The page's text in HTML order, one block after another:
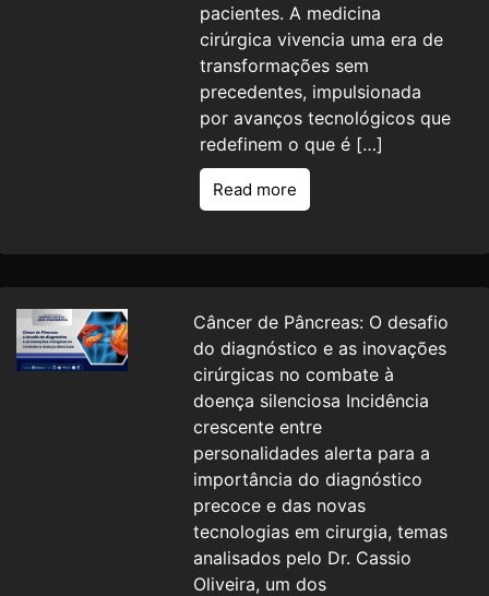
pacientes. A medicina
cirúrgica vivencia uma era de
transformações sem
precedentes, impulsionada
por avanços tecnológicos que
redefinem o que é […]
Read more
Câncer de Pâncreas: O desafio
do diagnóstico e as inovações
cirúrgicas no combate à
doença silenciosa Incidência
crescente entre
personalidades alerta para a
importância do diagnóstico
precoce e das novas
tecnologias em cirurgia, temas
analisados ​​pelo Dr. Cassio
Oliveira, um dos